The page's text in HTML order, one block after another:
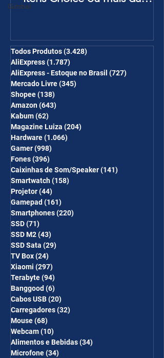
GimbalPágina de Promoções e
desc em 6 itens/R$25 de
desc em 10 itens) OS
CUPONS SÃO VÁLIDOS NO
COMBO
Todos Produtos(3.428)
AliExpress(1.787)
AliExpress - Estoque no Brasil (727)
Mercado Livre(345)
Shopee(138)
Amazon(643)
Kabum(62)
Magazine Luiza (204)
Hardware(1.066)
Gamer(998)
Fones(396)
Caixinhas de Som/Speaker(141)
Smartwatch(158)
Projetor(44)
Gamepad (161)
Smartphones(220)
SSD(71)
SSD M2(43)
SSD Sata (29)
TV Box(24)
Xiaomi (297)
Terabyte(94)
Banggood (6)
Cabos USB(20)
Carregadores(32)
Mouse(68)
Webcam(10)
Alimentos e Bebidas(34)
Microfone(34)